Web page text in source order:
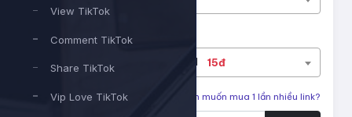
View TikTok
Comment TikTok
Share TikTok
Vip Love TikTok
Tiktok - Likes sv1 15đ
Liên kết cần tăng Bạn muốn mua 1 lần nhiều link?